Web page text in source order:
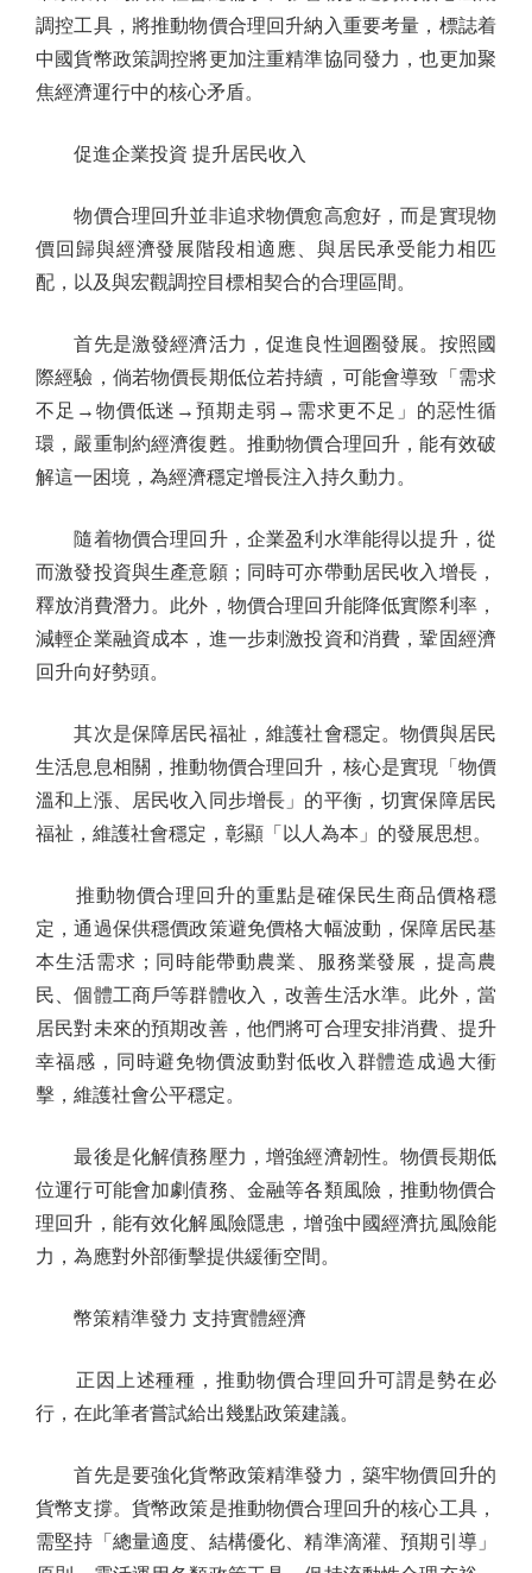
調控工具，將推動物價合理回升納入重要考量，標誌着
中國貨幣政策調控將更加注重精準協同發力，也更加聚
焦經濟運行中的核心矛盾。
促進企業投資 提升居民收入
物價合理回升並非追求物價愈高愈好，而是實現物
價回歸與經濟發展階段相適應、與居民承受能力相匹
配，以及與宏觀調控目標相契合的合理區間。
首先是激發經濟活力，促進良性迴圈發展。按照國
際經驗，倘若物價長期低位若持續，可能會導致「需求
不足→物價低迷→預期走弱→需求更不足」的惡性循
環，嚴重制約經濟復甦。推動物價合理回升，能有效破
解這一困境，為經濟穩定增長注入持久動力。
隨着物價合理回升，企業盈利水準能得以提升，從
而激發投資與生產意願；同時可亦帶動居民收入增長，
釋放消費潛力。此外，物價合理回升能降低實際利率，
減輕企業融資成本，進一步刺激投資和消費，鞏固經濟
回升向好勢頭。
其次是保障居民福祉，維護社會穩定。物價與居民
生活息息相關，推動物價合理回升，核心是實現「物價
溫和上漲、居民收入同步增長」的平衡，切實保障居民
福祉，維護社會穩定，彰顯「以人為本」的發展思想。
推動物價合理回升的重點是確保民生商品價格穩
定，通過保供穩價政策避免價格大幅波動，保障居民基
本生活需求；同時能帶動農業、服務業發展，提高農
民、個體工商戶等群體收入，改善生活水準。此外，當
居民對未來的預期改善，他們將可合理安排消費、提升
幸福感，同時避免物價波動對低收入群體造成過大衝
擊，維護社會公平穩定。
最後是化解債務壓力，增強經濟韌性。物價長期低
位運行可能會加劇債務、金融等各類風險，推動物價合
理回升，能有效化解風險隱患，增強中國經濟抗風險能
力，為應對外部衝擊提供緩衝空間。
幣策精準發力 支持實體經濟
正因上述種種，推動物價合理回升可謂是勢在必
行，在此筆者嘗試給出幾點政策建議。
首先是要強化貨幣政策精準發力，築牢物價回升的
貨幣支撐。貨幣政策是推動物價合理回升的核心工具，
需堅持「總量適度、結構優化、精準滴灌、預期引導」